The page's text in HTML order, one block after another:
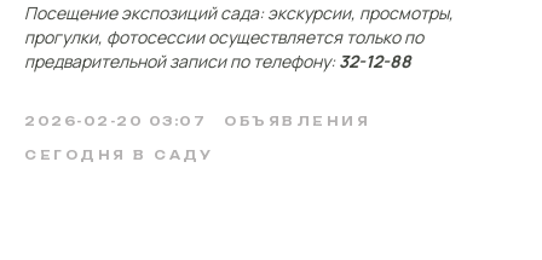
Посещение экспозиций сада: экскурсии, просмотры,
прогулки, фотосессии осуществляется только по
предварительной записи по телефону:32-12-88
2026-02-20 03:07 ОБЪЯВЛЕНИЯ
СЕГОДНЯ В САДУ